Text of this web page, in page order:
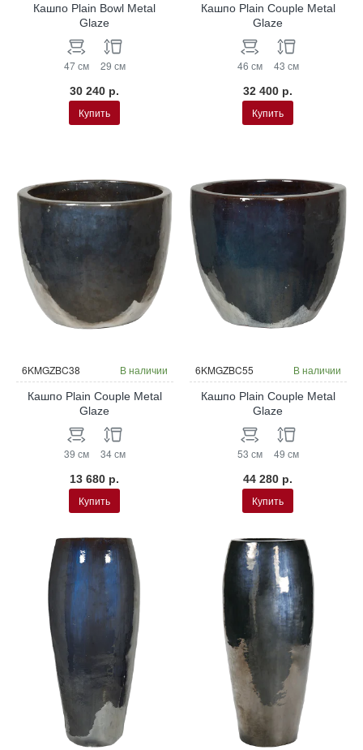
Кашпо Plain Bowl Metal
Glaze
47 см 29 см
30 240 р.
Купить
Кашпо Plain Couple Metal
Glaze
46 см 43 см
32 400 р.
Купить
6KMGZBC38 В наличии
Кашпо Plain Couple Metal
Glaze
39 см 34 см
13 680 р.
Купить
6KMGZBC55 В наличии
Кашпо Plain Couple Metal
Glaze
53 см 49 см
44 280 р.
Купить